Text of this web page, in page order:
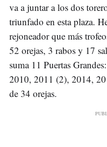
va a juntar a los dos
triunfado en esta plaza.
rejoneador que más
52 orejas, 3 rabos y 17
suma 11 Puertas
2010, 2011 (2), 2014,
de 34 orejas.